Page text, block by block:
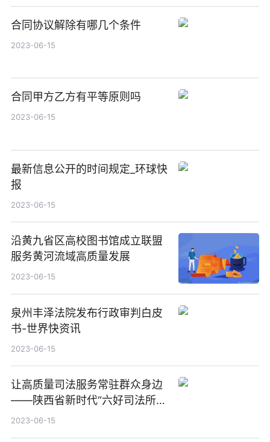
合同协议解除有哪几个条件
2023-06-15
合同甲方乙方有平等原则吗
2023-06-15
最新信息公开的时间规定_环球快
报
2023-06-15
沿黄九省区高校图书馆成立联盟
服务黄河流域高质量发展
2023-06-15
泉州丰泽法院发布行政审判白皮
书-世界快资讯
2023-06-15
让高质量司法服务常驻群众身边
——陕西省新时代“六好司法所”
创建活动综述 观速讯
2023-06-15